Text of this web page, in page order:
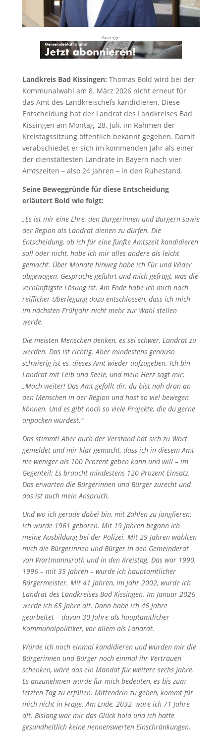
Anzeige
Landkreis Bad Kissingen: Thomas Bold wird bei der
Kommunalwahl am 8. März 2026 nicht erneut für
das Amt des Landkreischefs kandidieren. Diese
Entscheidung hat der Landrat des Landkreises Bad
Kissingen am Montag, 28. Juli, im Rahmen der
Kreistagssitzung öffentlich bekannt gegeben. Damit
verabschiedet er sich im kommenden Jahr als einer
der dienstältesten Landräte in Bayern nach vier
Amtszeiten – also 24 Jahren – in den Ruhestand.
Seine Beweggründe für diese Entscheidung
erläutert Bold wie folgt:
„Es ist mir eine Ehre, den Bürgerinnen und Bürgern sowie
der Region als Landrat dienen zu dürfen. Die
Entscheidung, ob ich für eine fünfte Amtszeit kandidieren
soll oder nicht, habe ich mir alles andere als leicht
gemacht. Über Monate hinweg habe ich Für und Wider
abgewogen, Gespräche geführt und mich gefragt, was die
vernünftigste Lösung ist. Am Ende habe ich mich nach
reiflicher Überlegung dazu entschlossen, dass ich mich
im nächsten Frühjahr nicht mehr zur Wahl stellen
werde.
Die meisten Menschen denken, es sei schwer, Landrat zu
werden. Das ist richtig. Aber mindestens genauso
schwierig ist es, dieses Amt wieder aufzugeben. Ich bin
Landrat mit Leib und Seele, und mein Herz sagt mir:
„Mach weiter! Das Amt gefällt dir, du bist nah dran an
den Menschen in der Region und hast so viel bewegen
können. Und es gibt noch so viele Projekte, die du gerne
anpacken würdest.“
Das stimmt! Aber auch der Verstand hat sich zu Wort
gemeldet und mir klar gemacht, dass ich in diesem Amt
nie weniger als 100 Prozent geben kann und will – im
Gegenteil: Es braucht mindestens 120 Prozent Einsatz.
Das erwarten die Bürgerinnen und Bürger zurecht und
das ist auch mein Anspruch.
Und wo ich gerade dabei bin, mit Zahlen zu jonglieren:
Ich wurde 1961 geboren. Mit 19 Jahren begann ich
meine Ausbildung bei der Polizei. Mit 29 Jahren wählten
mich die Bürgerinnen und Bürger in den Gemeinderat
von Wartmannsroth und in den Kreistag. Das war 1990.
1996 – mit 35 Jahren – wurde ich hauptamtlicher
Bürgermeister. Mit 41 Jahren, im Jahr 2002, wurde ich
Landrat des Landkreises Bad Kissingen. Im Januar 2026
werde ich 65 Jahre alt. Dann habe ich 46 Jahre
gearbeitet – davon 30 Jahre als hauptamtlicher
Kommunalpolitiker, vor allem als Landrat.
Würde ich noch einmal kandidieren und würden mir die
Bürgerinnen und Bürger noch einmal ihr Vertrauen
schenken, wäre das ein Mandat für weitere sechs Jahre.
Es anzunehmen würde für mich bedeuten, es bis zum
letzten Tag zu erfüllen. Mittendrin zu gehen, kommt für
mich nicht in Frage. Am Ende, 2032, wäre ich 71 Jahre
alt. Bislang war mir das Glück hold und ich hatte
gesundheitlich keine nennenswerten Einschränkungen.